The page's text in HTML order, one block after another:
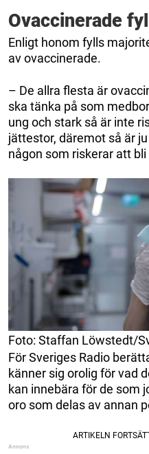
Ovaccinerade
Enligt honom fylls
av ovaccinerade.
– De allra flesta är
ska tänka på som
ung och stark så är inte
jättestor, däremot så är
någon som riskerar att
Foto: Staffan Löwstedt/
För Sveriges Radio
känner sig orolig för vad
kan innebära för de som
oro som delas av annan